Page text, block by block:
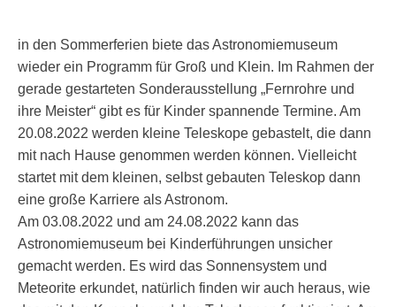
in den Sommerferien biete das Astronomiemuseum
wieder ein Programm für Groß und Klein. Im Rahmen der
gerade gestarteten Sonderausstellung „Fernrohre und
ihre Meister“ gibt es für Kinder spannende Termine. Am
20.08.2022 werden kleine Teleskope gebastelt, die dann
mit nach Hause genommen werden können. Vielleicht
startet mit dem kleinen, selbst gebauten Teleskop dann
eine große Karriere als Astronom.
Am 03.08.2022 und am 24.08.2022 kann das
Astronomiemuseum bei Kinderführungen unsicher
gemacht werden. Es wird das Sonnensystem und
Meteorite erkundet, natürlich finden wir auch heraus, wie